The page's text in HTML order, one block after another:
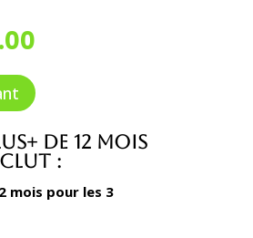
Le
actuel
est :
de 12 mois
:
mois pour les 3